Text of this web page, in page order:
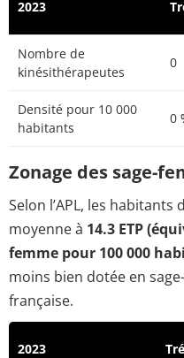
2023
Nombre de
kinésithérapeutes
0
Densité pour 10 000
habitants
Zonage des sage-
Selon l’APL, les habitants
moyenne à 14.3 ETP
femme pour 100 000
moins bien dotée en
française.
2023